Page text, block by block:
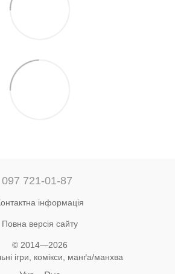
097 721-01-87
інформація
Повна версія сайту
© 2014—2026
ігри, комікси, манґа/манхва